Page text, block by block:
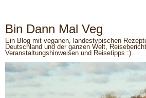
Bin Dann Mal Veg
Ein Blog mit veganen, landestypischen
Deutschland und der ganzen Welt,
Veranstaltungshinweisen und Reisetipps :)